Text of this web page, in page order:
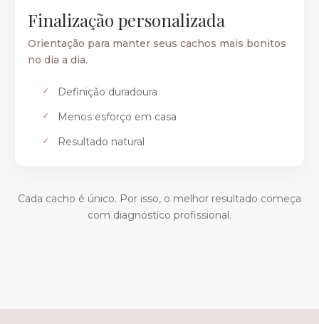
Finalização personalizada
Orientação para manter seus cachos mais bonitos
no dia a dia.
Definição duradoura
Menos esforço em casa
Resultado natural
Cada cacho é único. Por isso, o melhor resultado começa
com diagnóstico profissional.